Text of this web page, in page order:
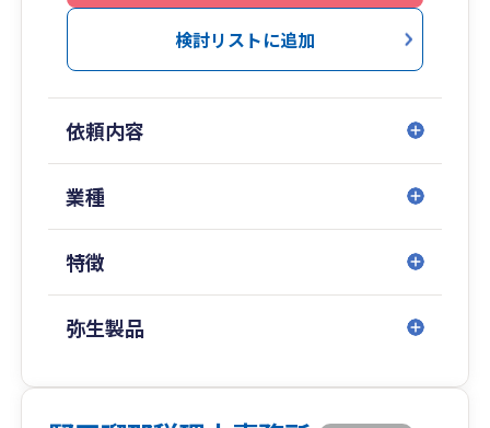
検討リストに追加
依頼内容
業種
特徴
弥生製品